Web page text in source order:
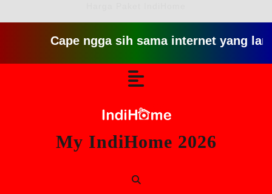
Cape ngga sih sama internet yang lambat
My IndiHome 2026